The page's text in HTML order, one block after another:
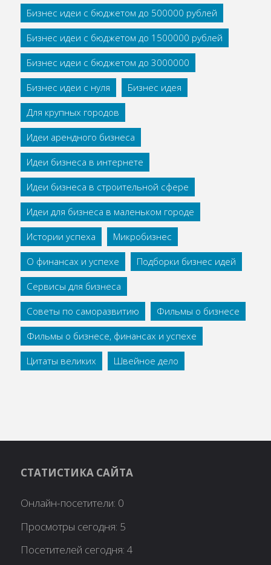
Бизнес идеи с бюджетом до 500000 рублей
Бизнес идеи с бюджетом до 1500000 рублей
Бизнес идеи с бюджетом до 3000000
Бизнес идеи с нуля
Бизнес идея
Для крупных городов
Идеи арендного бизнеса
Идеи бизнеса в интернете
Идеи бизнеса в строительной сфере
Идеи для бизнеса в маленьком городе
Истории успеха
Микробизнес
О финансах и успехе
Подборки бизнес идей
Сервисы для бизнеса
Советы по саморазвитию
Фильмы о бизнесе
Фильмы о бизнесе, финансах и успехе
Цитаты великих
Швейное дело
СТАТИСТИКА САЙТА
Онлайн-посетители: 0
Просмотры сегодня: 5
Посетителей сегодня:4